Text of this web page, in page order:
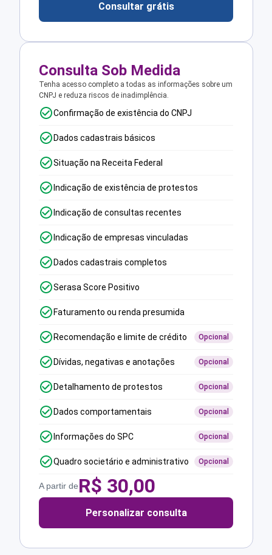
Consultar grátis
Consulta Sob Medida
Tenha acesso completo a todas as informações sobre um
CNPJ e reduza riscos de inadimplência.
Confirmação de existência do CNPJ
Dados cadastrais básicos
Situação na Receita Federal
Indicação de existência de protestos
Indicação de consultas recentes
Indicação de empresas vinculadas
Dados cadastrais completos
Serasa Score Positivo
Faturamento ou renda presumida
Recomendação e limite de crédito Opcional
Dívidas, negativas e anotações Opcional
Detalhamento de protestos Opcional
Dados comportamentais Opcional
Informações do SPC Opcional
Quadro societário e administrativo Opcional
A partir deR$ 30,00
Personalizar consulta